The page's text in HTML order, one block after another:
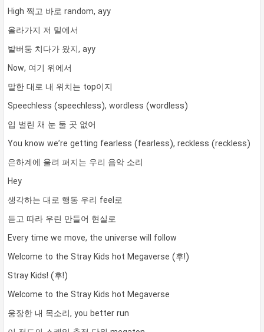
High 찍고 바로 random, ayy
올라가지 저 밑에서
발버둥 치다가 왔지, ayy
Now, 여기 위에서
말한 대로 내 위치는 top이지
Speechless (speechless), wordless (wordless)
입 벌린 채 눈 둘 곳 없어
You know we’re getting fearless (fearless), reckless (reckless)
은하계에 울려 퍼지는 우리 음악 소리
Hey
생각하는 대로 행동 우리 feel로
듣고 따라 우린 만들어 현실로
Every time we move, the universe will follow
Welcome to the Stray Kids hot Megaverse (후!)
Stray Kids! (후!)
Welcome to the Stray Kids hot Megaverse
웅장한 내 목소리, you better run